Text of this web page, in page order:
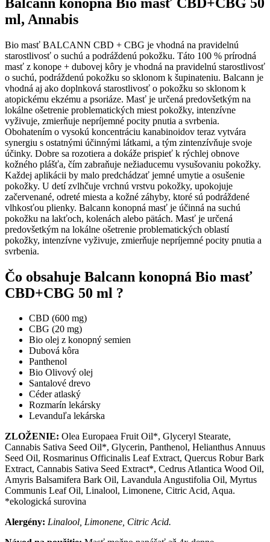
ml, Annabis
Bio masť BALCANN CBD + CBG je vhodná na pravidelnú
starostlivosť o suchú a podráždenú pokožku. Táto 100 % prírodná
masť z konope + dubovej kôry je vhodná na pravidelnú starostlivosť
o suchú, podráždenú pokožku so sklonom k šupinateniu. Balcann je
vhodná aj ako doplnková starostlivosť o pokožku so sklonom k
atopickému ekzému a psoriáze. Masť je určená predovšetkým na
lokálne ošetrenie problematických miest pokožky, intenzívne
vyživuje, zmierňuje nepríjemné pocity pnutia a svrbenia.
Obohatením o vysokú koncentráciu kanabinoidov teraz vytvára
synergiu s ostatnými účinnými látkami, a tým zintenzívňuje svoje
účinky. Dobre sa rozotiera a dokáže prispieť k rýchlej obnove
kožného plášťa, čím zabraňuje nežiaducemu vysušovaniu pokožky.
Každej aplikácii by malo predchádzať jemné umytie a osušenie
pokožky. U detí zvlhčuje vrchnú vrstvu pokožky, upokojuje
začervenané, odreté miesta a kožné záhyby, ktoré sú podráždené
vlhkosťou plienky. Balcann konopná masť je účinná na suchú
pokožku na lakťoch, kolenách alebo pätách. Masť je určená
predovšetkým na lokálne ošetrenie problematických oblastí
pokožky, intenzívne vyživuje, zmierňuje nepríjemné pocity pnutia a
svrbenia.
Čo obsahuje Balcann konopná Bio masť
CBD+CBG 50 ml ?
CBD (600 mg)
CBG (20 mg)
Bio olej z konopný semien
Dubová kôra
Panthenol
Bio Olivový olej
Santalové drevo
Céder atlaský
Rozmarín lekársky
Levanduľa lekárska
ZLOŽENIE: Olea Europaea Fruit Oil*, Glyceryl Stearate,
Cannabis Sativa Seed Oil*, Glycerin, Panthenol, Helianthus Annuus
Seed Oil, Rosmarinus Officinalis Leaf Extract, Quercus Robur Bark
Extract, Cannabis Sativa Seed Extract*, Cedrus Atlantica Wood Oil,
Amyris Balsamifera Bark Oil, Lavandula Angustifolia Oil, Myrtus
Communis Leaf Oil, Linalool, Limonene, Citric Acid, Aqua.
*ekologická surovina
Alergény: Linalool, Limonene, Citric Acid.